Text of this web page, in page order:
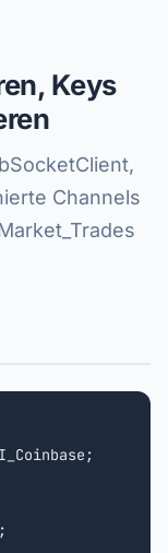
Keys
Channels